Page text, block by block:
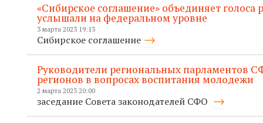
«Сибирское соглашение» объединяет голоса
услышали на федеральном уровне
3 марта 2023 19:13
Сибирское соглашение
Руководители региональных парламентов
регионов в вопросах воспитания молодежи
2 марта 2023 20:00
заседание Совета законодателей СФО